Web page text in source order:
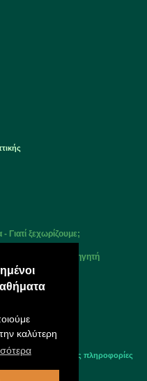
καλύτερη
Γιατί ξεχωρίζουμε;
για να βρω καθηγητή
Οικομάθεια;
περισσότερες πληροφορίες